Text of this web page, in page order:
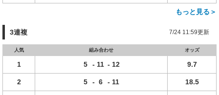
もっと見る＞
3連複 7/24 11:59更新
人気 組み合わせ オッズ
1 5 - 11 - 12 9.7
2 5 - 6 - 11 18.5